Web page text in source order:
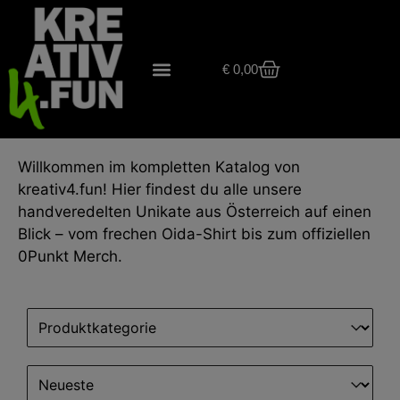
€0,00
Willkommen im kompletten Katalog von
kreativ4.fun! Hier findest du alle unsere
handveredelten Unikate aus Österreich auf einen
Blick – vom frechen Oida-Shirt bis zum offiziellen
0Punkt Merch.
Produktkategorie 0Punkt
Select content
Sortierung
Sort content